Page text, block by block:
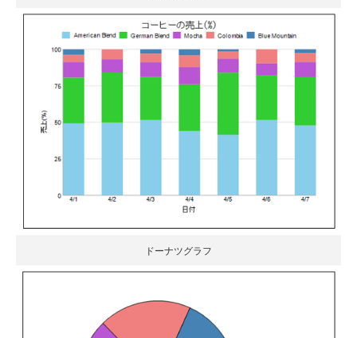
ドーナツグラフ